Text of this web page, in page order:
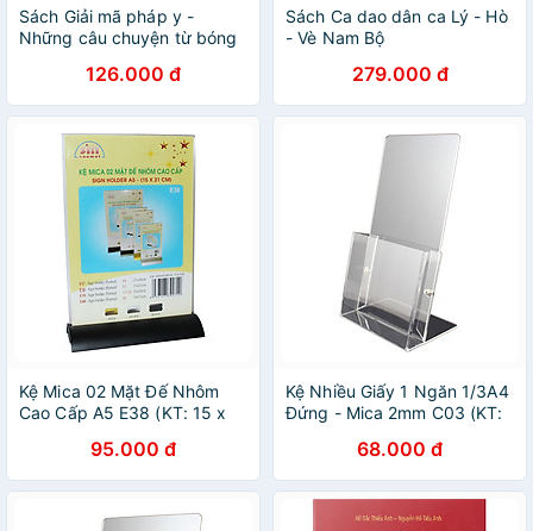
Sách Giải mã pháp y -
Những câu chuyện từ bóng
126.000 đ
Sách Ca dao dân ca Lý - Hò
- Vè Nam Bộ
279.000 đ
Kệ Mica 02 Mặt Đế Nhôm
Cao Cấp A5 E38 (KT: 15 x
95.000 đ
Kệ Nhiều Giấy 1 Ngăn 1/3A4
Đứng - Mica 2mm C03 (KT:
68.000 đ